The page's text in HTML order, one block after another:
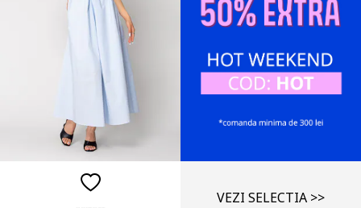
VEZI SELECTIA >>